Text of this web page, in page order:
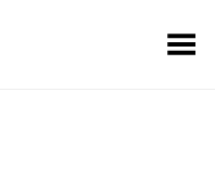
Obrir/tancar el menú